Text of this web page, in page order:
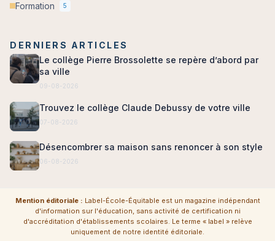
Formation 5
DERNIERS ARTICLES
Le collège Pierre Brossolette se repère d’abord par
sa ville
09-08-2026
Trouvez le collège Claude Debussy de votre ville
07-08-2026
Désencombrer sa maison sans renoncer à son style
06-08-2026
Mention éditoriale : Label-École-Équitable est un magazine indépendant
d'information sur l'éducation, sans activité de certification ni
d'accréditation d'établissements scolaires. Le terme « label » relève
uniquement de notre identité éditoriale.